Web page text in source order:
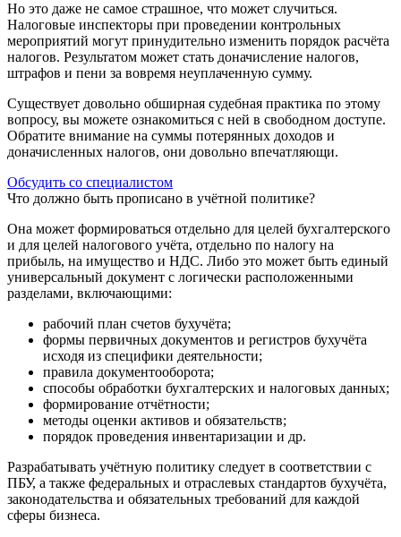
Но это даже не самое страшное, что может случиться.
Налоговые инспекторы при проведении контрольных
мероприятий могут принудительно изменить порядок расчёта
налогов. Результатом может стать доначисление налогов,
штрафов и пени за вовремя неуплаченную сумму.
Существует довольно обширная судебная практика по этому
вопросу, вы можете ознакомиться с ней в свободном доступе.
Обратите внимание на суммы потерянных доходов и
доначисленных налогов, они довольно впечатляющи.
Обсудить со специалистом
Что должно быть прописано в учётной политике?
Она может формироваться отдельно для целей бухгалтерского
и для целей налогового учёта, отдельно по налогу на
прибыль, на имущество и НДС. Либо это может быть единый
универсальный документ с логически расположенными
разделами, включающими:
рабочий план счетов бухучёта;
формы первичных документов и регистров бухучёта
исходя из специфики деятельности;
правила документооборота;
способы обработки бухгалтерских и налоговых данных;
формирование отчётности;
методы оценки активов и обязательств;
порядок проведения инвентаризации и др.
Разрабатывать учётную политику следует в соответствии с
ПБУ, а также федеральных и отраслевых стандартов бухучёта,
законодательства и обязательных требований для каждой
сферы бизнеса.